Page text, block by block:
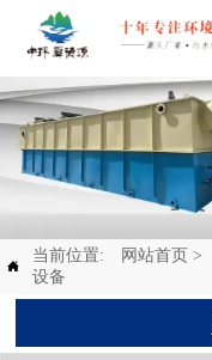

当前位置: 网站首页 >
设备